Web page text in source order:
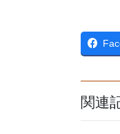
関連